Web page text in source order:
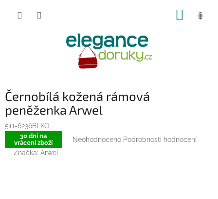
Černobílá kožená rámová
peněženka Arwel
511-6236BLKO
30 dní na
vrácení zboží
Průměrné
Neohodnoceno Podrobnosti hodnocení
Značka: Arwel